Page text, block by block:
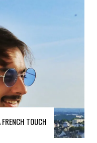
FRENCH TOUCH